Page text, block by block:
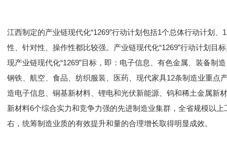
江西制定的产业链现代化“1269”行动计划包括1个总体行动计划
性、针对性、操作性都比较强。产业链现代化“1269”行动计划目
现产业链现代化“1269”目标，即：电子信息、有色金属、装备制
钢铁、航空、食品、纺织服装、医药、现代家具12条制造业重点
造电子信息、铜基新材料、锂电和光伏新能源、钨和稀土金属新
新材料6个综合实力和竞争力强的先进制造业集群，全省规模以
右，统筹制造业质的有效提升和量的合理增长取得明显成效。